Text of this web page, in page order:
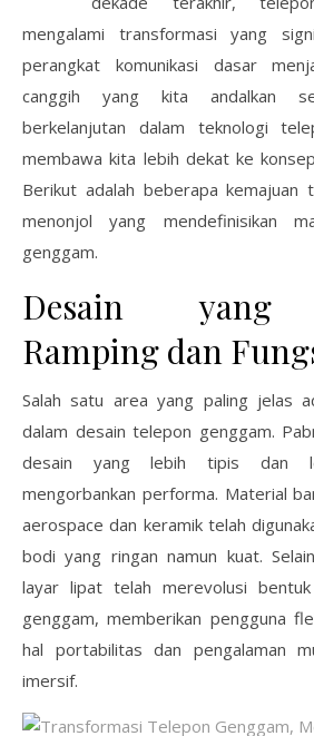
mengalami transformasi yang
perangkat komunikasi dasar
canggih yang kita andalkan
berkelanjutan dalam teknologi
membawa kita lebih dekat ke
Berikut adalah beberapa kemajuan
menonjol yang mendefinisikan
genggam.
Desain yang
Ramping dan
Salah satu area yang paling jelas
dalam desain telepon genggam.
desain yang lebih tipis dan
mengorbankan performa. Material
aerospace dan keramik telah
bodi yang ringan namun kuat.
layar lipat telah merevolusi
genggam, memberikan pengguna
hal portabilitas dan pengalaman
imersif.